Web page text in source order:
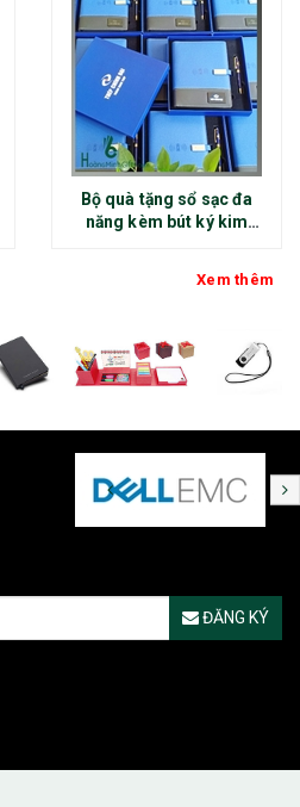
Bộ quà tặng sổ sạc đa
năng kèm bút ký kim
Xem thêm
ĐĂNG KÝ